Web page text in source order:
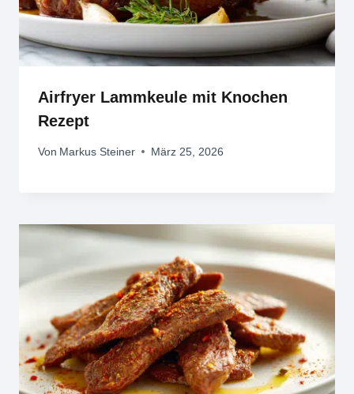
Airfryer Lammkeule mit Knochen
Rezept
Von Markus Steiner März 25, 2026